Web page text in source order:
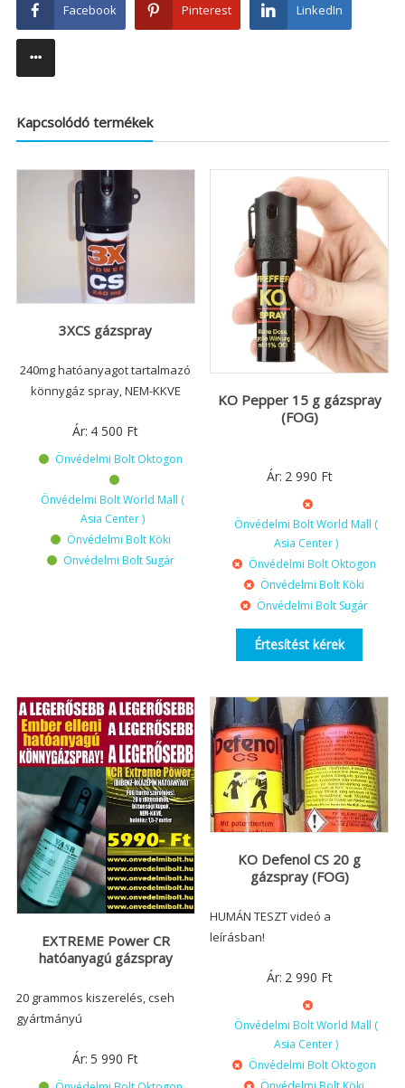
Facebook Pinterest LinkedIn
Kapcsolódó termékek
3XCS gázspray
240mg hatóanyagot tartalmazó
könnygáz spray, NEM-KKVE
Ár: 4 500 Ft
Önvédelmi Bolt Oktogon
Önvédelmi Bolt World Mall (
Asia Center )
Önvédelmi Bolt Köki
Önvédelmi Bolt Sugár
KO Pepper 15 g gázspray
(FOG)
Ár: 2 990 Ft
Önvédelmi Bolt World Mall (
Asia Center )
Önvédelmi Bolt Oktogon
Önvédelmi Bolt Köki
Önvédelmi Bolt Sugár
Értesítést kérek
EXTREME Power CR
hatóanyagú gázspray
20 grammos kiszerelés, cseh
gyártmányú
Ár: 5 990 Ft
KO Defenol CS 20 g
gázspray (FOG)
HUMÁN TESZT videó a
leírásban!
Ár: 2 990 Ft
Önvédelmi Bolt World Mall (
Asia Center )
Önvédelmi Bolt Oktogon